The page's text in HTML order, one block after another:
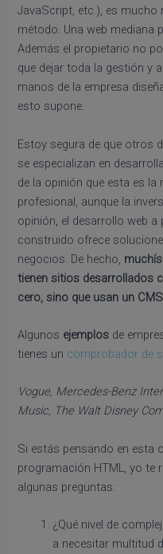
JavaScript, etc.), es
método. Una web mediana
Además el propietario no
que dejar toda la gestión y
manos de la empresa
esto supone.
Estoy segura de que otros
se especializan en
de la opinión que esta es
profesional, aunque la
opinión, el desarrollo web
construido ofrece
negocios. De hecho,
tienen sitios desarrollados
cero, sino que usan un CMS
Algunos ejemplos de
tienes un comprobador de
Vogue, Mercedes-Benz
Music, The Walt Disney
Si estás pensando en esta
programación HTML, yo te
algunas preguntas:
¿Qué nivel de
a necesitar multitud